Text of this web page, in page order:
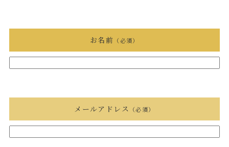
お名前 （必須）
メールアドレス （必須）